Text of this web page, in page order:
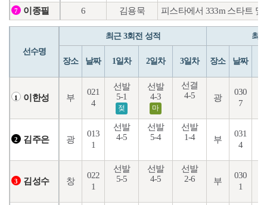
7 이종필 6 김용묵 피스타에서 333m 스타트
선수명
최근 3회전 성적 최
장소 날짜 1일차 2일차 3일차 장소 날짜
1 이한성 부
021
4
선발
5-1
젖
선발
4-3
마
선결
4-5
광
030
7
2 김주은 광
013
1
선발
4-5
선발
5-4
선발
1-4
부
031
4
3 김성수 창
022
1
선발
5-5
선발
4-5
선발
2-6
부
030
1